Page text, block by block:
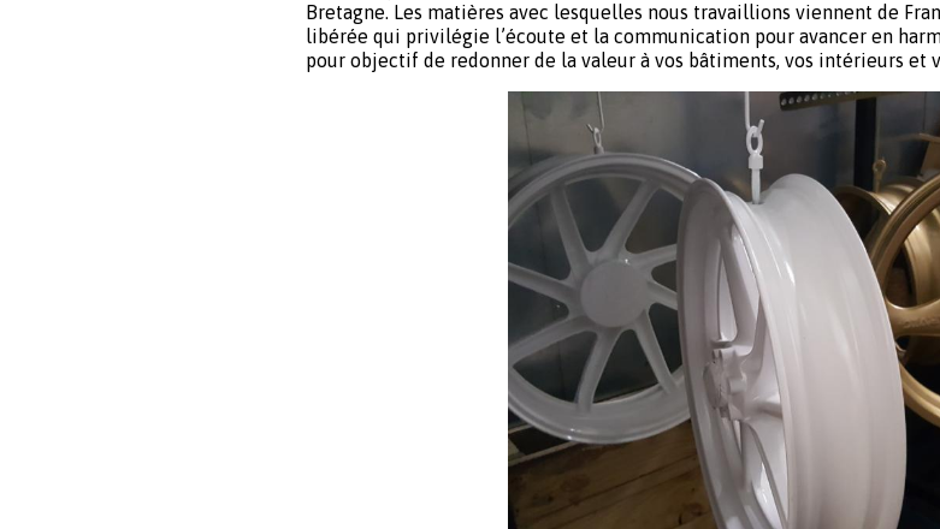
Bretagne. Les matières avec lesquelles nous travaillions viennent de
libérée qui privilégie l’écoute et la communication pour avancer en
pour objectif de redonner de la valeur à vos bâtiments, vos intérieurs et